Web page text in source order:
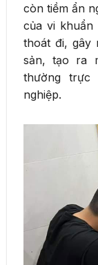
còn tiềm ẩn
của vi
thoát đi, gây
sản, tạo ra
thường
nghiệp.